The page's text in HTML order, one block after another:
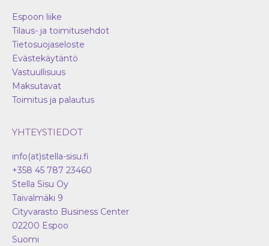
Espoon liike
Tilaus- ja toimitusehdot
Tietosuojaseloste
Evästekäytäntö
Vastuullisuus
Maksutavat
Toimitus ja palautus
YHTEYSTIEDOT
info(at)stella-sisu.fi
+358 45 787 23460
Stella Sisu Oy
Taivalmäki 9
Cityvarasto Business Center
02200 Espoo
Suomi